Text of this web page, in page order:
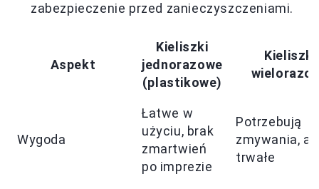
zabezpieczenie przed zanieczyszczeniami.
Aspekt
Kieliszki
jednorazowe
(plastikowe)
Kieliszki
Wygoda
Łatwe w
użyciu, brak
zmartwień
po imprezie
Potrzebują
zmywania,
trwałe